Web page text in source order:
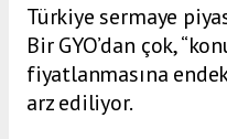
Türkiye sermaye
Bir GYO’dan çok,
fiyatlanmasına
arz ediliyor.